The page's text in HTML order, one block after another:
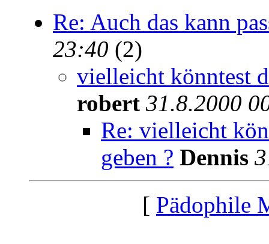
Re: Auch das kann
23:40 (2)
vielleicht könntest
robert 31.8.2000
Re: vielleicht
geben ? Dennis
[ Pädophile